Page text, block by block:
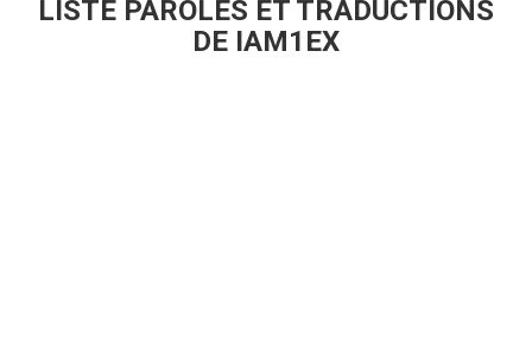
LISTE PAROLES ET TRADUCTIONS
DE IAM1EX